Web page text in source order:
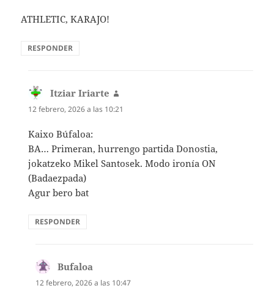
ATHLETIC, KARAJO!
RESPONDER
Itziar Iriarte
12 febrero, 2026 a las 10:21
Kaixo Búfaloa:
BA… Primeran, hurrengo partida Donostia,
jokatzeko Mikel Santosek. Modo ironía ON
(Badaezpada)
Agur bero bat
RESPONDER
Bufaloa
12 febrero, 2026 a las 10:47